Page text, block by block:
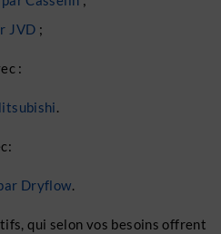
JVD ;
:
.
Dryflow.
qui selon vos besoins offrent